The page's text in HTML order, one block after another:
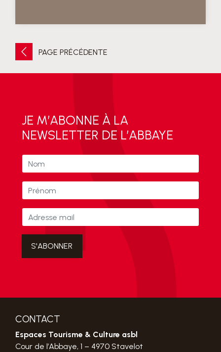
PAGE PRÉCÉDENTE
JE M’ABONNE À LA
NEWSLETTER DE L’ABBAYE
CONTACT
Espaces Tourisme & Culture asbl
Cour de l’Abbaye, 1 – 4970 Stavelot